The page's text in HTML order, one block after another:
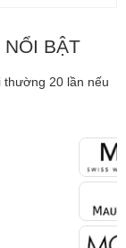
BẬT
thường 20 lần nếu